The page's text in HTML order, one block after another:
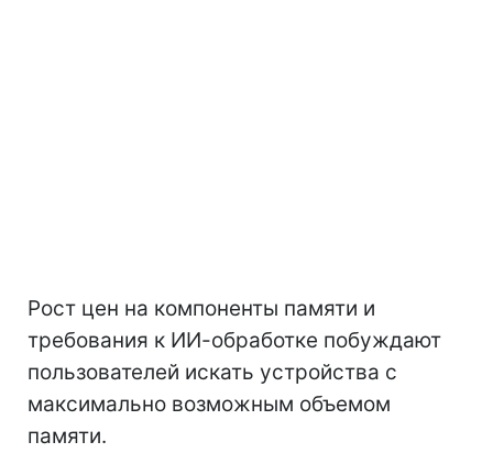
Рост цен на компоненты памяти и
требования к ИИ-обработке побуждают
пользователей искать устройства с
максимально возможным объемом
памяти.